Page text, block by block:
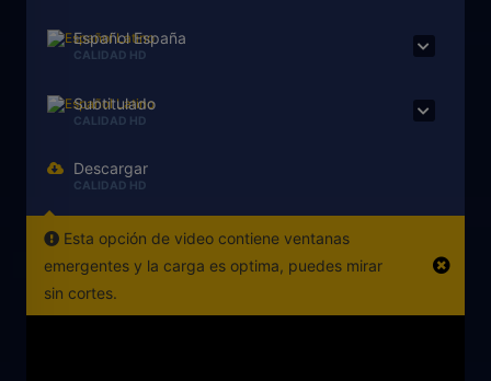
Español España
CALIDAD HD
Subtitulado
CALIDAD HD
Descargar
CALIDAD HD
Esta opción de video contiene ventanas
emergentes y la carga es optima, puedes mirar
sin cortes.